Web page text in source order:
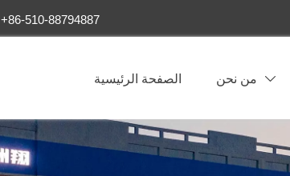
+86-510-88794887
الصفحة الرئيسية من نحن 